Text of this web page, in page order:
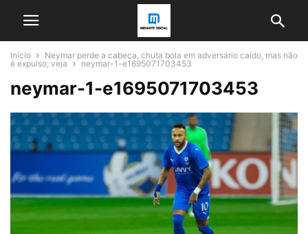
Início
Neymar perde a cabeça, chuta bola em adversário caído, mas não
é expulso; veja
neymar-1-e1695071703453
neymar-1-e1695071703453